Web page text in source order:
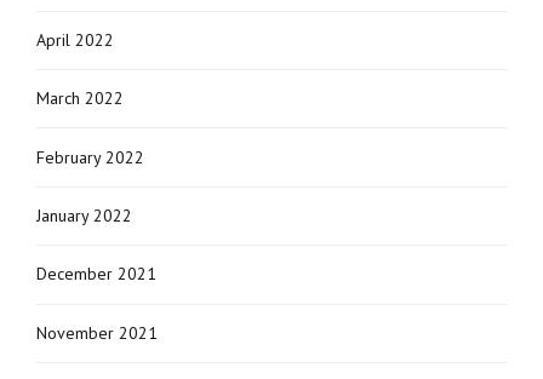
April 2022
March 2022
February 2022
January 2022
December 2021
November 2021